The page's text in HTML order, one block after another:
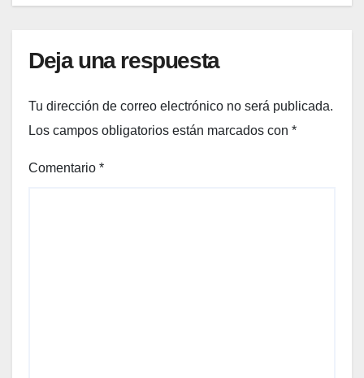
Deja una respuesta
Tu dirección de correo electrónico no será publicada.
Los campos obligatorios están marcados con *
Comentario *